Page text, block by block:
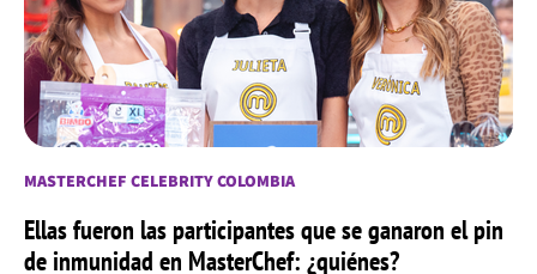
MASTERCHEF CELEBRITY COLOMBIA
Ellas fueron las participantes que se ganaron el pin
de inmunidad en MasterChef: ¿quiénes?